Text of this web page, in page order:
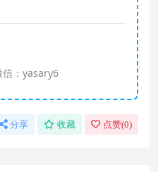
信：yasary6
分享 收藏 点赞(0)